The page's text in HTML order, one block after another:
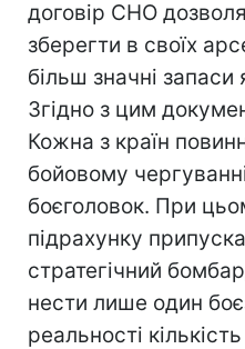
договір СНО
зберегти в своїх
більш значні запаси
Згідно з цим
Кожна з країн
бойовому
боєголовок. При
підрахунку
стратегічний
нести лише один
реальності